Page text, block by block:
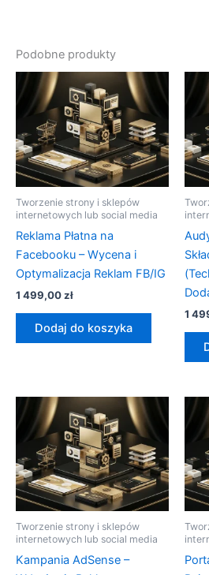
Podobne produkty
Tworzenie strony i sklepów
internetowych lub social media
Reklama Płatna na
Facebooku – Wycena i
Optymalizacja Reklam FB/IG
1 499,00zł
Dodaj do koszyka
1
Tworzenie strony i sklepów
internetowych lub social media
Kampania AdSense –